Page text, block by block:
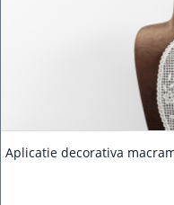
Aplicatie decorativa